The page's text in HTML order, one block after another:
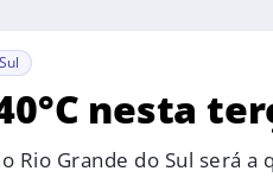
nesta
Rio Grande do Sul será